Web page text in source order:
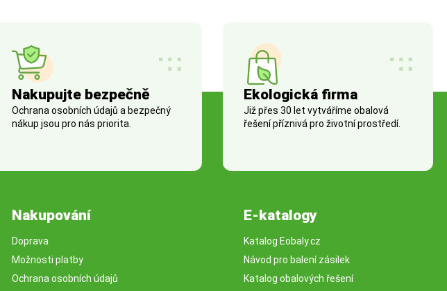
Nakupujte bezpečně
Ochrana osobních údajů a bezpečný
nákup jsou pro nás priorita.
Ekologická firma
Již přes 30 let vytváříme obalová
řešení příznivá pro životní prostředí.
Nakupování
Doprava
Možnosti platby
Ochrana osobních údajů
E-katalogy
Katalog Eobaly.cz
Návod pro balení zásilek
Katalog obalových řešení